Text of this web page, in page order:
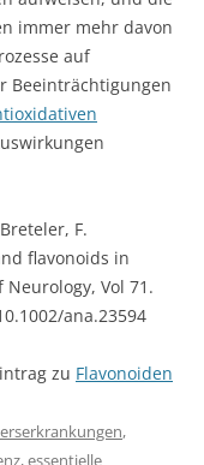
immer mehr davon
auf
Beeinträchtigungen
F.
flavonoids in
Vol 71.
ana.23594
zu Flavonoiden
,
,essentielle